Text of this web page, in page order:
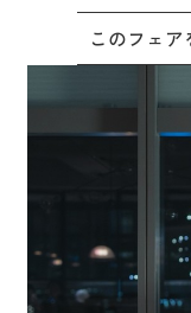
このフェア